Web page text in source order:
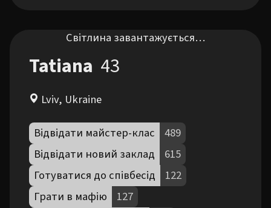
Світлина завантажується…
Tatiana 43
Lviv, Ukraine
Відвідати майстер-клас
489
Відвідати новий заклад
615
Готуватися до співбесід
122
Грати в мафію
127